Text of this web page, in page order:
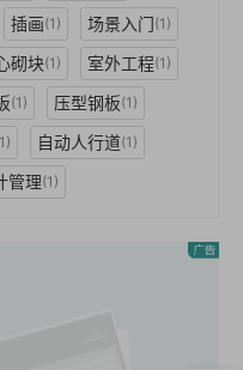
插画(1) 场景入门(1)
砌块(1) 室外工程(1)
(1) 压型钢板(1)
自动人行道(1)
管理(1)